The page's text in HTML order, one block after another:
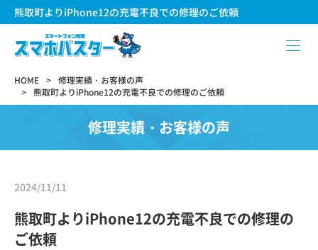
熊取町よりiPhone12の充電不良での修理のご依頼
HOME
修理実績・お客様の声
熊取町よりiPhone12の充電不良での修理のご依頼
修理実績・お客様の声
2024/11/11
熊取町よりiPhone12の充電不良での修理の
ご依頼